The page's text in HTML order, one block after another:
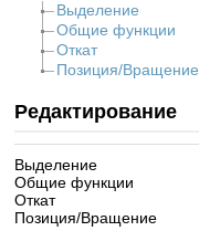
Выделение
Общие функции
Откат
Позиция/Вращение
Редактирование
Выделение
Общие функции
Откат
Позиция/Вращение